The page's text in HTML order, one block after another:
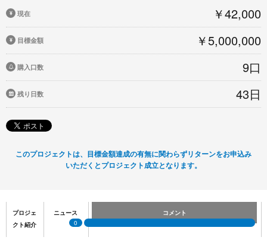
現在 ￥42,000
目標金額 ￥5,000,000
購入口数 9口
残り日数 43日
このプロジェクトは、目標金額達成の有無に関わらずリターンをお申込み
いただくとプロジェクト成立となります。
プロジェ
クト紹介
ニュース
0
コメント